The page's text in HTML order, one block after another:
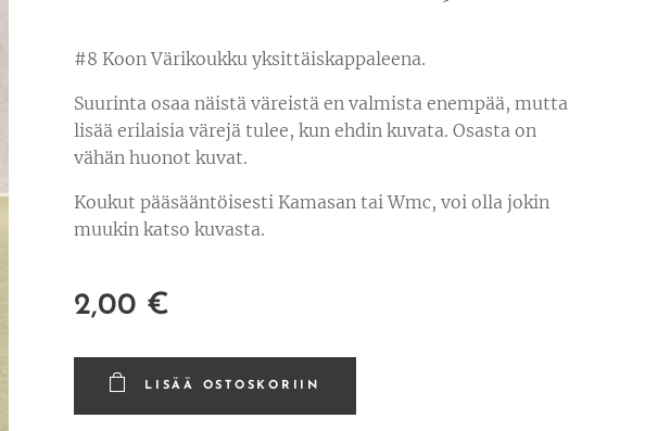
#8 Koon Värikoukku yksittäiskappaleena.
Suurinta osaa näistä väreistä en valmista enempää, mutta
lisää erilaisia värejä tulee, kun ehdin kuvata. Osasta on
vähän huonot kuvat.
Koukut pääsääntöisesti Kamasan tai Wmc, voi olla jokin
muukin katso kuvasta.
2,00 €
LISÄÄ OSTOSKORIIN